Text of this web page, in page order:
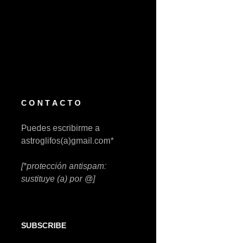
C O N T A C T O
Puedes escribirme a
astroglifos(a)gmail.com*
[*protección antispam:
sustituye (a) por @]
SUBSCRIBE